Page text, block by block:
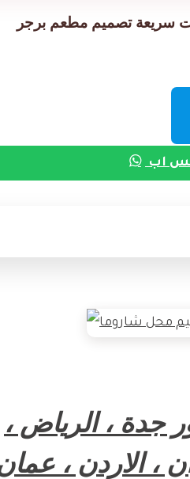
سريعة تصميم مطعم برجر
اب
جدة ، الرياض ،
، الاردن ،